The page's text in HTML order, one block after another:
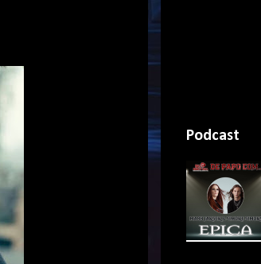
Podcast